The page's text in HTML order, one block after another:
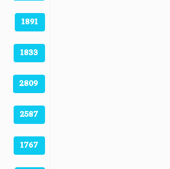
1891
1833
2809
2587
1767